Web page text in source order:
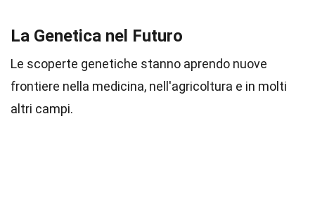
La Genetica nel Futuro
Le scoperte genetiche stanno aprendo nuove
frontiere nella medicina, nell'agricoltura e in molti
altri campi.